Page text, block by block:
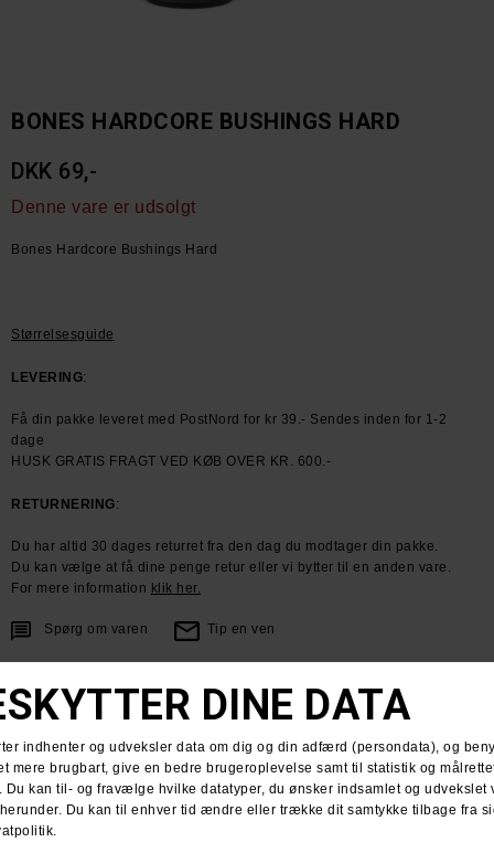
BONES HARDCORE BUSHINGS HARD
DKK 69,-
Denne vare er udsolgt
Bones Hardcore Bushings Hard
Størrelsesguide
LEVERING:
Få din pakke leveret med PostNord for kr 39.- Sendes inden for 1-2
dage
HUSK GRATIS FRAGT VED KØB OVER KR. 600.-
RETURNERING:
Du har altid 30 dages returret fra den dag du modtager din pakke.
Du kan vælge at få dine penge retur eller vi bytter til en anden vare.
For mere information klik her.
Spørg om varen Tip en ven
ANDRE KØBTE OGSÅ